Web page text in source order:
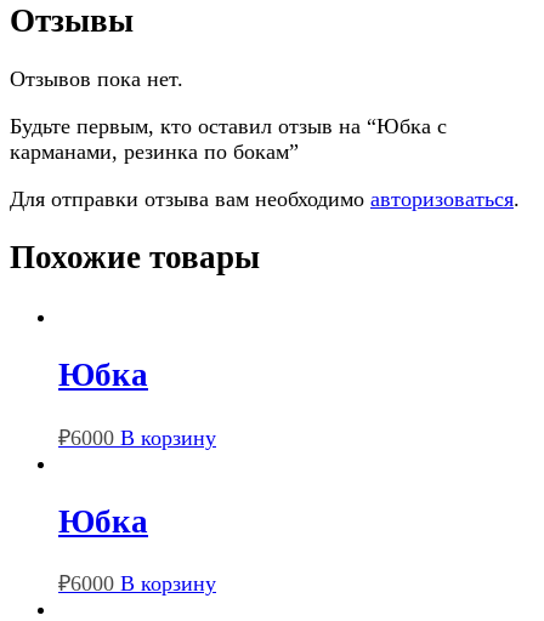
Отзывы
Отзывов пока нет.
Будьте первым, кто оставил отзыв на “Юбка с
карманами, резинка по бокам”
Для отправки отзыва вам необходимо авторизоваться.
Похожие товары
Юбка
₽6000 В корзину
Юбка
₽6000 В корзину